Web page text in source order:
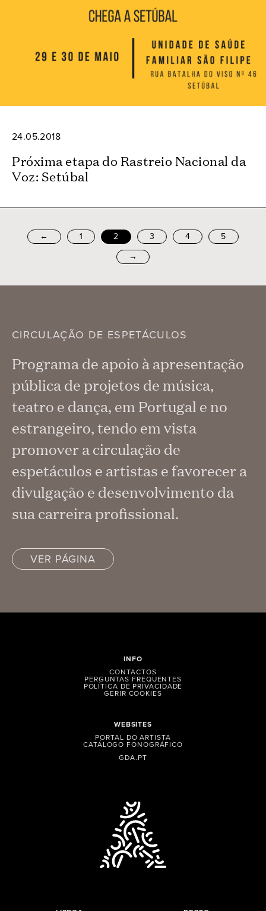
24.05.2018
Próxima etapa do Rastreio Nacional da
Voz: Setúbal
← 1 2 3 4
5
→
CIRCULAÇÃO DE ESPETÁCULOS
Programa de apoio à apresentação
pública de projetos de música,
teatro e dança, em Portugal e no
estrangeiro, tendo em vista
promover a circulação de
espetáculos e artistas e favorecer a
divulgação e desenvolvimento da
sua carreira profissional.
VER PÁGINA
WEBSITES
PORTAL DO ARTISTA
CATÁLOGO FONOGRÁFICO
GDA.PT
INFO
CONTACTOS
PERGUNTAS FREQUENTES
POLÍTICA DE PRIVACIDADE
GERIR COOKIES